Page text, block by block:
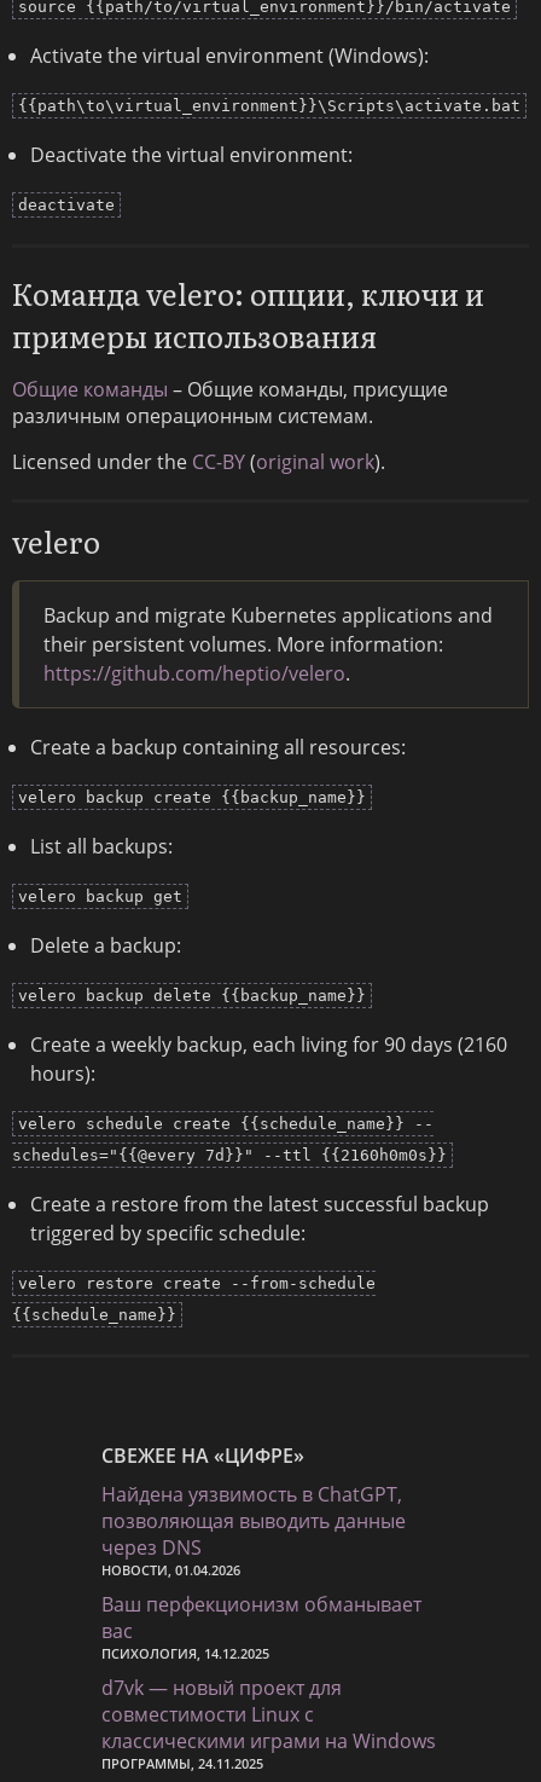
source {{path/to/virtual_environment}}/bin/activate
Activate the virtual environment (Windows):
{{path\to\virtual_environment}}\Scripts\activate.bat
Deactivate the virtual environment:
deactivate
Команда velero: опции, ключи и
примеры использования
Общие команды – Общие команды, присущие
различным операционным системам.
Licensed under the CC-BY(original work).
velero
Backup and migrate Kubernetes applications and
their persistent volumes. More information:
https://github.com/heptio/velero.
Create a backup containing all resources:
velero backup create {{backup_name}}
List all backups:
velero backup get
Delete a backup:
velero backup delete {{backup_name}}
Create a weekly backup, each living for 90 days (2160
hours):
velero schedule create {{schedule_name}} --
schedules="{{@every 7d}}" --ttl {{2160h0m0s}}
Create a restore from the latest successful backup
triggered by specific schedule:
velero restore create --from-schedule
{{schedule_name}}
СВЕЖЕЕ НА «ЦИФРЕ»
Найдена уязвимость в ChatGPT,
позволяющая выводить данные
через DNS
НОВОСТИ, 01.04.2026
Ваш перфекционизм обманывает
вас
ПСИХОЛОГИЯ, 14.12.2025
d7vk — новый проект для
совместимости Linux с
классическими играми на Windows
ПРОГРАММЫ, 24.11.2025